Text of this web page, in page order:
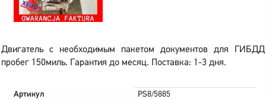
Двигатель с необходимым пакетом документов для ГИБДД
пробег 150миль. Гарантия до месяц. Поставка: 1-3 дня.
Артикул PS8/5885